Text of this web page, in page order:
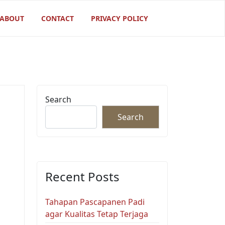
ABOUT CONTACT PRIVACY POLICY
Search
Search
Recent Posts
Tahapan Pascapanen Padi
agar Kualitas Tetap Terjaga